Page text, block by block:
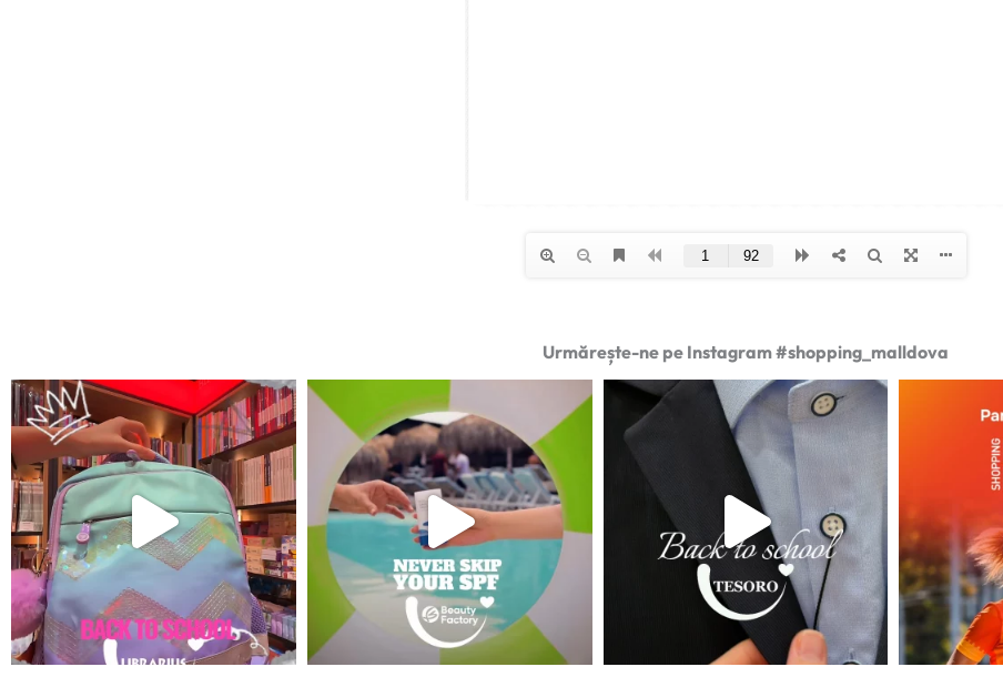
Urmărește-ne pe Instagram #shopping_malldova